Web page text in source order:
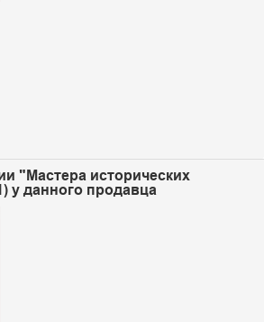
"Мастера исторических
у данного продавца